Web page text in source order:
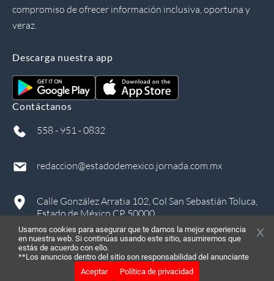
in
compromiso de ofrecer información inclusiva, oportuna y
veraz.
Descarga nuestra app
Contáctanos
558 - 951 - 0832
redaccion@estadodemexico.jornada.com.mx
Calle González Arratia 102, Col San Sebastián Toluca,
Estado de México CP 50000
2026, Todos los derechos reservados
Usamos cookies para asegurar que te damos la mejor experiencia
en nuestra web. Si continúas usando este sitio, asumiremos que
estás de acuerdo con ello.
**Los anuncios dentro del sitio son responsabilidad del anunciante
Aceptar
Política de privacidad